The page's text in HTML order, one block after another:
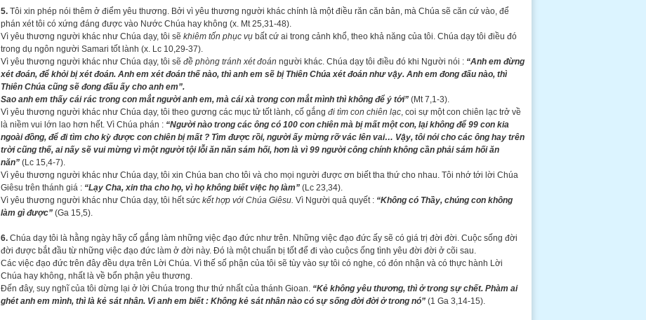
5. Tôi xin phép nói thêm ở điểm yêu thương. Bởi vì yêu thương người khác chính là một điều răn căn bản, mà Chúa sẽ căn cứ vào, để
phán xét tôi có xứng đáng được vào Nước Chúa hay không (x. Mt 25,31-48).
Vì yêu thương người khác như Chúa dạy, tôi sẽ khiêm tốn phục vụ bất cứ ai trong cảnh khổ, theo khả năng của tôi. Chúa dạy tôi điều đó
trong dụ ngôn người Samari tốt lành (x. Lc 10,29-37).
Vì yêu thương người khác như Chúa dạy, tôi sẽ đề phòng tránh xét đoán người khác. Chúa dạy tôi điều đó khi Người nói : “Anh em đừng
xét đoán, để khỏi bị xét đoán. Anh em xét đoán thế nào, thì anh em sẽ bị Thiên Chúa xét đoán như vậy. Anh em đong đấu nào, thì
Thiên Chúa cũng sẽ đong đấu ấy cho anh em”.
Sao anh em thấy cái rác trong con mắt người anh em, mà cái xà trong con mắt mình thì không để ý tới” (Mt 7,1-3).
Vì yêu thương người khác như Chúa dạy, tôi theo gương các mục tử tốt lành, cố gắng đi tìm con chiên lạc, coi sự một con chiên lạc trở về
là niềm vui lớn lao hơn hết. Vì Chúa phán : “Người nào trong các ông có 100 con chiên mà bị mất một con, lại không để 99 con kia
ngoài đồng, để đi tìm cho kỳ được con chiên bị mất ? Tìm được rồi, người ấy mừng rỡ vác lên vai… Vậy, tôi nói cho các ông hay trên
trời cũng thế, ai nấy sẽ vui mừng vì một người tội lỗi ăn năn sám hối, hơn là vì 99 người công chính không cần phải sám hối ăn
năn” (Lc 15,4-7).
Vì yêu thương người khác như Chúa dạy, tôi xin Chúa ban cho tôi và cho mọi người được ơn biết tha thứ cho nhau. Tôi nhớ tới lời Chúa
Giêsu trên thánh giá : “Lạy Cha, xin tha cho họ, vì họ không biết việc họ làm” (Lc 23,34).
Vì yêu thương người khác như Chúa dạy, tôi hết sức kết hợp với Chúa Giêsu. Vì Người quả quyết : “Không có Thầy, chúng con không
làm gì được” (Ga 15,5).
6. Chúa dạy tôi là hằng ngày hãy cố gắng làm những việc đạo đức như trên. Những việc đạo đức ấy sẽ có giá trị đời đời. Cuộc sống đời
đời được bắt đầu từ những việc đạo đức làm ở đời này. Đó là một chuẩn bị tốt để đi vào cuộcs ống tình yêu đời đời ở cõi sau.
Các việc đạo đức trên đây đều dựa trên Lời Chúa. Vì thế số phận của tôi sẽ tùy vào sự tôi có nghe, có đón nhận và có thực hành Lời
Chúa hay không, nhất là về bổn phận yêu thương.
Đến đây, suy nghĩ của tôi dừng lại ở lời Chúa trong thư thứ nhất của thánh Gioan. “Kẻ không yêu thương, thì ở trong sự chết. Phàm ai
ghét anh em mình, thì là kẻ sát nhân. Vì anh em biết : Không kẻ sát nhân nào có sự sống đời đời ở trong nó” (1 Ga 3,14-15).